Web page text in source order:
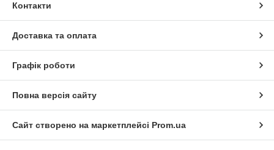
Контакти
Доставка та оплата
Графік роботи
Повна версія сайту
Сайт створено на маркетплейсі Prom.ua